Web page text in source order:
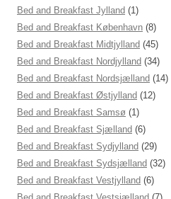
Bed and Breakfast Jylland (1)
Bed and Breakfast København (8)
Bed and Breakfast Midtjylland (45)
Bed and Breakfast Nordjylland (34)
Bed and Breakfast Nordsjælland (14)
Bed and Breakfast Østjylland (12)
Bed and Breakfast Samsø (1)
Bed and Breakfast Sjælland (6)
Bed and Breakfast Sydjylland (29)
Bed and Breakfast Sydsjælland (32)
Bed and Breakfast Vestjylland (6)